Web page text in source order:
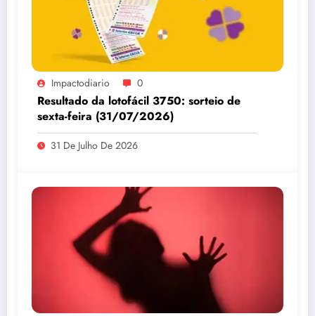
Impactodiario 0
Resultado da lotofácil 3750: sorteio de
sexta-feira (31/07/2026)
31 De Julho De 2026